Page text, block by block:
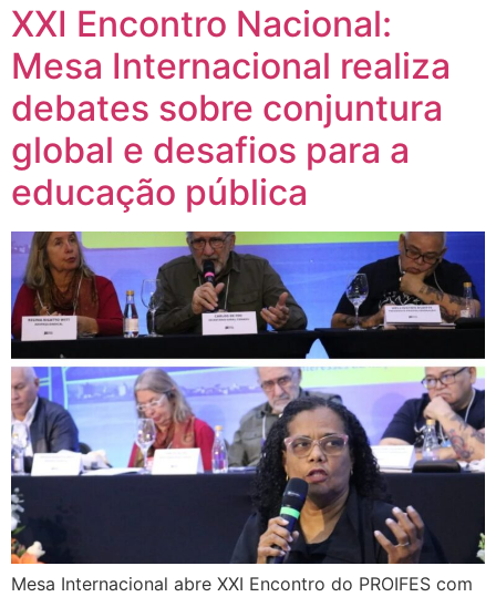
XXI Encontro Nacional:
Mesa Internacional realiza
debates sobre conjuntura
global e desafios para a
educação pública
Mesa Internacional abre XXI Encontro do PROIFES com